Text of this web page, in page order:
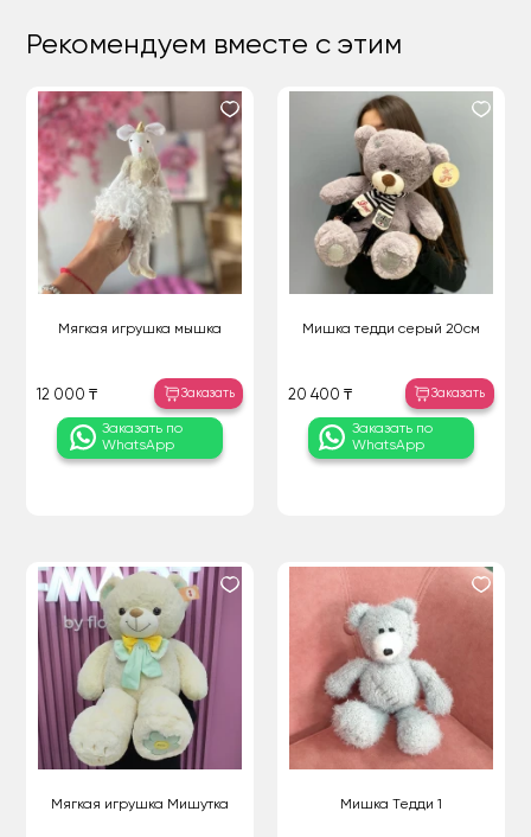
Рекомендуем вместе с этим
Мягкая игрушка мышка
12 000 ₸ Заказать
Заказать по
WhatsApp
Мишка тедди серый 20см
20 400 ₸ Заказать
Заказать по
WhatsApp
Мягкая игрушка Мишутка Мишка Тедди 1